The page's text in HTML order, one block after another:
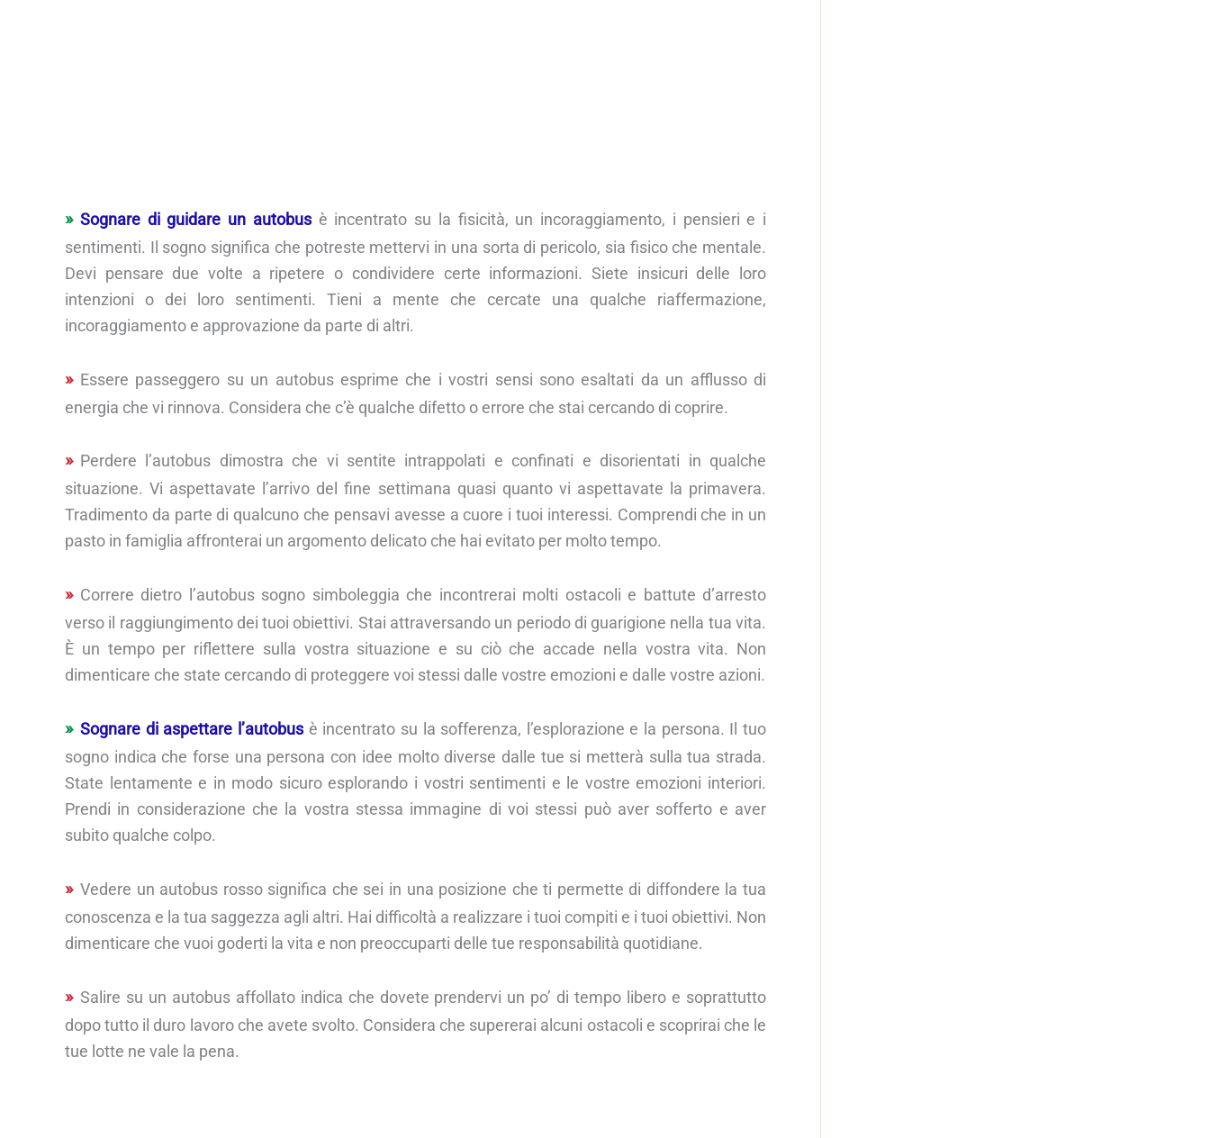
Sognare di guidare un autobusè incentrato su la fisicità, un incoraggiamento, i pensieri e i
sentimenti. Il sogno significa che potreste mettervi in una sorta di pericolo, sia fisico che mentale.
Devi pensare due volte a ripetere o condividere certe informazioni. Siete insicuri delle loro
intenzioni o dei loro sentimenti. Tieni a mente che cercate una qualche riaffermazione,
incoraggiamento e approvazione da parte di altri.
Essere passeggero su un autobus esprime che i vostri sensi sono esaltati da un afflusso di
energia che vi rinnova. Considera che c’è qualche difetto o errore che stai cercando di coprire.
Perdere l’autobus dimostra che vi sentite intrappolati e confinati e disorientati in qualche
situazione. Vi aspettavate l’arrivo del fine settimana quasi quanto vi aspettavate la primavera.
Tradimento da parte di qualcuno che pensavi avesse a cuore i tuoi interessi. Comprendi che in un
pasto in famiglia affronterai un argomento delicato che hai evitato per molto tempo.
Correre dietro l’autobus sogno simboleggia che incontrerai molti ostacoli e battute d’arresto
verso il raggiungimento dei tuoi obiettivi. Stai attraversando un periodo di guarigione nella tua vita.
È un tempo per riflettere sulla vostra situazione e su ciò che accade nella vostra vita. Non
dimenticare che state cercando di proteggere voi stessi dalle vostre emozioni e dalle vostre azioni.
Sognare di aspettare l’autobusè incentrato su la sofferenza, l’esplorazione e la persona. Il tuo
sogno indica che forse una persona con idee molto diverse dalle tue si metterà sulla tua strada.
State lentamente e in modo sicuro esplorando i vostri sentimenti e le vostre emozioni interiori.
Prendi in considerazione che la vostra stessa immagine di voi stessi può aver sofferto e aver
subito qualche colpo.
Vedere un autobus rosso significa che sei in una posizione che ti permette di diffondere la tua
conoscenza e la tua saggezza agli altri. Hai difficoltà a realizzare i tuoi compiti e i tuoi obiettivi. Non
dimenticare che vuoi goderti la vita e non preoccuparti delle tue responsabilità quotidiane.
Salire su un autobus affollato indica che dovete prendervi un po’ di tempo libero e soprattutto
dopo tutto il duro lavoro che avete svolto. Considera che supererai alcuni ostacoli e scoprirai che le
tue lotte ne vale la pena.